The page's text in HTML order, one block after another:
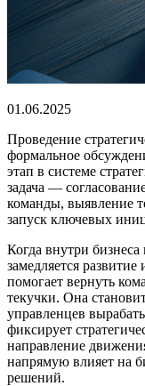
01.06.2025
Проведение
формальное
этап в системе
задача —
команды, выявление
запуск ключевых
Когда внутри бизнеса
замедляется
помогает вернуть
текучки. Она
управленцев
фиксирует
направление
напрямую влияет на
решений.